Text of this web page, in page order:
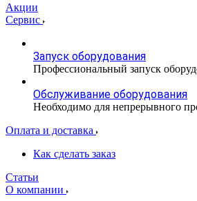
Акции
Сервис
Запуск оборудования
Профессиональный запуск
Обслуживание оборудования
Необходимо для непрерывного
Оплата и доставка
Как сделать заказ
Статьи
О компании